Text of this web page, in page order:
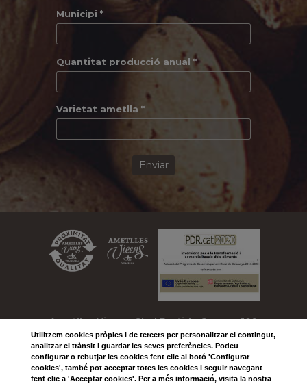
Municipi *
Quantitat producció anual *
Varietat ametlla *
Enviar
Ametlles Vicens, SL
| Partida Comas, 109
| 25330 VILAGRASSA
Telefono: +34 973 501 604
Utilitzem cookiespròpies i de tercers per personalitzar el contingut,
analitzar el trànsit i guardar les seves preferències. Podeu
configurar o rebutjar les cookies fent clic al botó 'Configurar
cookies', també pot acceptar totes les cookies i seguir navegant
fent clic a 'Acceptar cookies'. Per a més informació, visita la nostra